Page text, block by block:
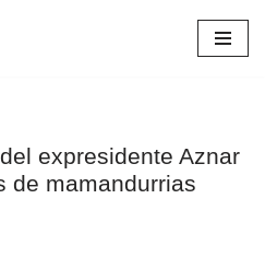
expresidente Aznar
de mamandurrias